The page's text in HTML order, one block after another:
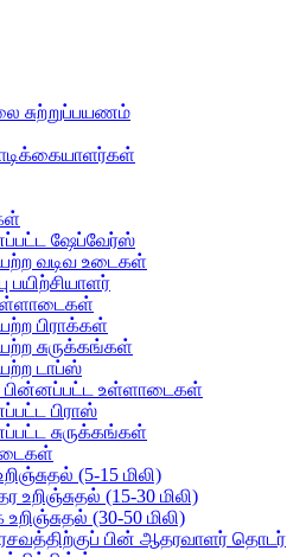
சுற்றுப்பயணம்
ஷேப்வேர்ஸ்
வடிவ உடைகள்
பயிற்சியாளர்
பிராக்கள்
சுருக்கங்கள்
டாப்ஸ்
உள்ளாடைகள்
பிராஸ்
சுருக்கங்கள்
(5-15 மிலி)
உறிஞ்சுதல் (15-30 மிலி)
(30-50 மிலி)
பின் ஆதரவாளர் தொடர்